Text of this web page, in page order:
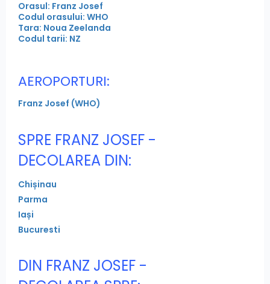
Orasul: Franz Josef
Codul orasului: WHO
Tara: Noua Zeelanda
Codul tarii: NZ
AEROPORTURI:
Franz Josef (WHO)
SPRE FRANZ JOSEF -
DECOLAREA DIN:
Chișinau
Parma
Iași
Bucuresti
DIN FRANZ JOSEF -